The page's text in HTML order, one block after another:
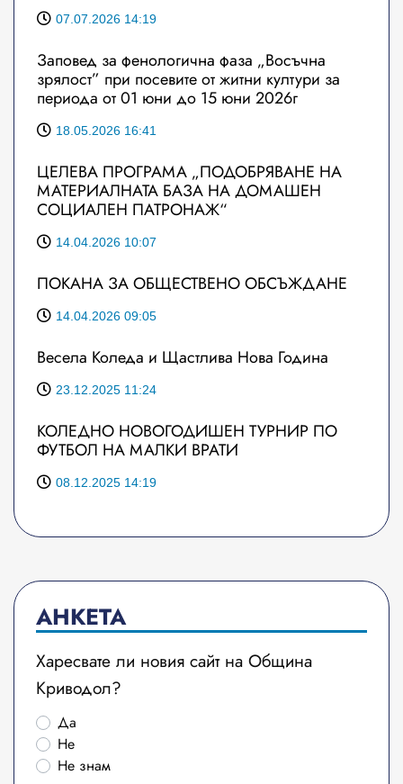
07.07.2026 14:19
Заповед за фенологична фаза „Восъчна
зрялост” при посевите от житни култури за
периода от 01 юни до 15 юни 2026г
18.05.2026 16:41
ЦЕЛЕВА ПРОГРАМА „ПОДОБРЯВАНЕ НА
МАТЕРИАЛНАТА БАЗА НА ДОМАШЕН
СОЦИАЛЕН ПАТРОНАЖ“
14.04.2026 10:07
ПОКАНА ЗА ОБЩЕСТВЕНО ОБСЪЖДАНЕ
14.04.2026 09:05
Весела Коледа и Щастлива Нова Година
23.12.2025 11:24
КОЛЕДНО НОВОГОДИШЕН ТУРНИР ПО
ФУТБОЛ НА МАЛКИ ВРАТИ
08.12.2025 14:19
АНКЕТА
Харесвате ли новия сайт на Община
Криводол?
Да
Не
Не знам